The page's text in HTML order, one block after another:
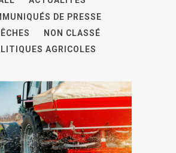
DE PRESSE
NON CLASSÉ
AGRICOLES